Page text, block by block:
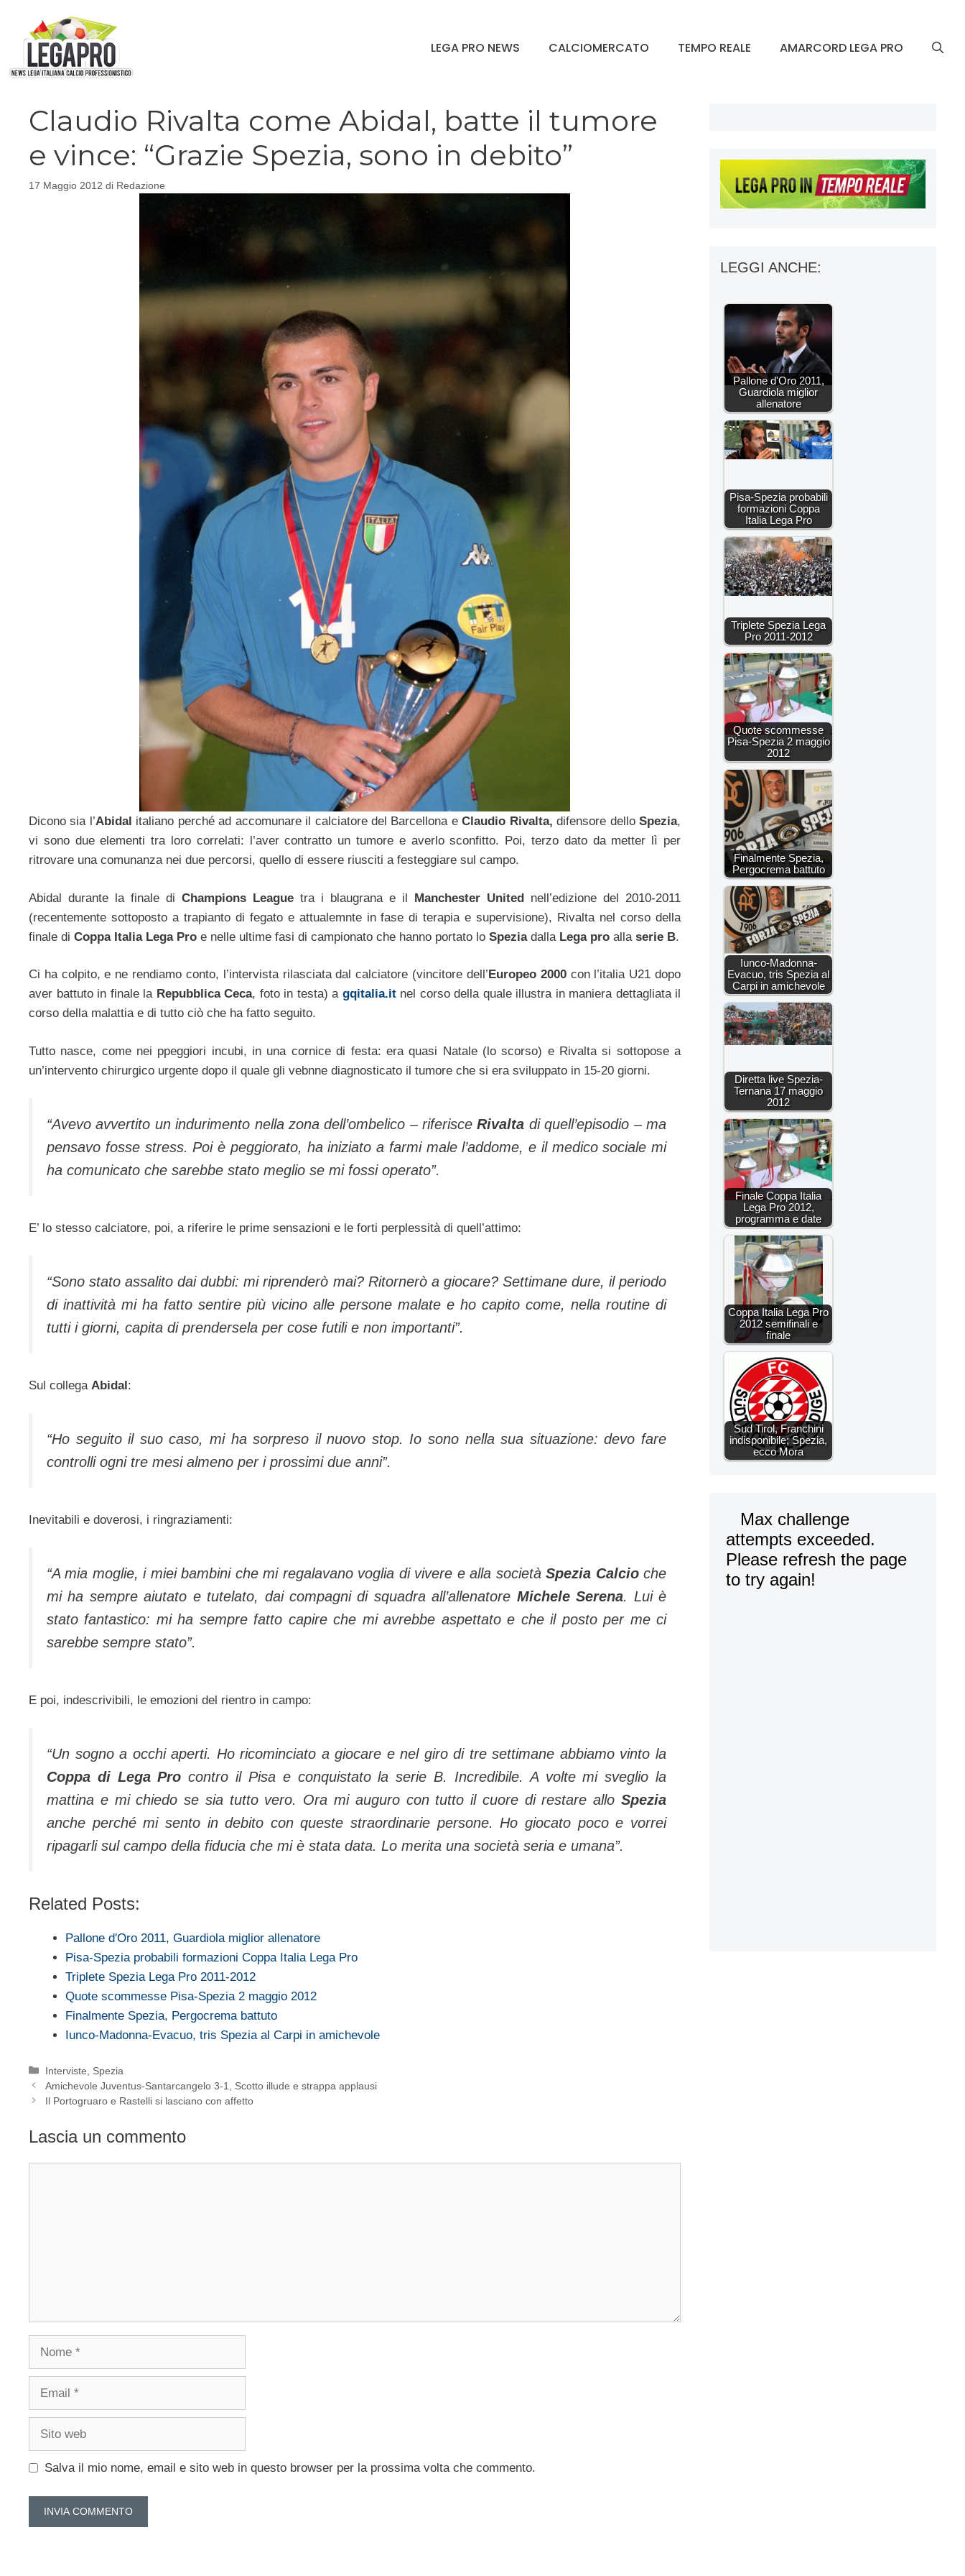
contenuto
LEGA PRO NEWS CALCIOMERCATO TEMPO REALE AMARCORD LEGA PRO
Claudio Rivalta come Abidal, batte il tumore
e vince: “Grazie Spezia, sono in debito”
17 Maggio 2012 di Redazione
Dicono sia l’Abidal italiano perché ad accomunare il calciatore del Barcellona eClaudio Rivalta, difensore dello Spezia,
vi sono due elementi tra loro correlati: l’aver contratto un tumore e averlo sconfitto. Poi, terzo dato da metter lì per
ritrovare una comunanza nei due percorsi, quello di essere riusciti a festeggiare sul campo.
Abidal durante la finale di Champions League tra i blaugrana e il Manchester United nell’edizione del 2010-2011
(recentemente sottoposto a trapianto di fegato e attualemnte in fase di terapia e supervisione), Rivalta nel corso della
finale di Coppa Italia Lega Pro e nelle ultime fasi di campionato che hanno portato lo Speziadalla Lega pro alla serie B.
Ci ha colpito, e ne rendiamo conto, l’intervista rilasciata dal calciatore (vincitore dell’Europeo 2000con l’italia U21 dopo
aver battuto in finale la Repubblica Ceca, foto in testa) a gqitalia.itnel corso della quale illustra in maniera dettagliata il
corso della malattia e di tutto ciò che ha fatto seguito.
Tutto nasce, come nei ppeggiori incubi, in una cornice di festa: era quasi Natale (lo scorso) e Rivalta si sottopose a
un’intervento chirurgico urgente dopo il quale gli vebnne diagnosticato il tumore che si era sviluppato in 15-20 giorni.
“Avevo avvertito un indurimento nella zona dell’ombelico – riferisceRivalta di quell’episodio – ma
pensavo fosse stress. Poi è peggiorato, ha iniziato a farmi male l’addome, e il medico sociale mi
ha comunicato che sarebbe stato meglio se mi fossi operato”.
E’ lo stesso calciatore, poi, a riferire le prime sensazioni e le forti perplessità di quell’attimo:
“Sono stato assalito dai dubbi: mi riprenderò mai? Ritornerò a giocare? Settimane dure, il periodo
di inattività mi ha fatto sentire più vicino alle persone malate e ho capito come, nella routine di
tutti i giorni, capita di prendersela per cose futili e non importanti”.
Sul collega Abidal:
“Ho seguito il suo caso, mi ha sorpreso il nuovo stop. Io sono nella sua situazione: devo fare
controlli ogni tre mesi almeno per i prossimi due anni”.
Inevitabili e doverosi, i ringraziamenti:
“A mia moglie, i miei bambini che mi regalavano voglia di vivere e alla societàSpezia Calcioche
mi ha sempre aiutato e tutelato, dai compagni di squadra all’allenatore Michele Serena. Lui è
stato fantastico: mi ha sempre fatto capire che mi avrebbe aspettato e che il posto per me ci
sarebbe sempre stato”.
E poi, indescrivibili, le emozioni del rientro in campo:
“Un sogno a occhi aperti. Ho ricominciato a giocare e nel giro di tre settimane abbiamo vinto la
Coppa di Lega Pro contro il Pisa e conquistato la serie B. Incredibile. A volte mi sveglio la
mattina e mi chiedo se sia tutto vero. Ora mi auguro con tutto il cuore di restare allo Spezia
anche perché mi sento in debito con queste straordinarie persone. Ho giocato poco e vorrei
ripagarli sul campo della fiducia che mi è stata data. Lo merita una società seria e umana”.
Related Posts:
Pallone d'Oro 2011, Guardiola miglior allenatore
Pisa-Spezia probabili formazioni Coppa Italia Lega Pro
Triplete Spezia Lega Pro 2011-2012
Quote scommesse Pisa-Spezia 2 maggio 2012
Finalmente Spezia, Pergocrema battuto
Iunco-Madonna-Evacuo, tris Spezia al Carpi in amichevole
Categorie
Interviste
Spezia
Amichevole Juventus-Santarcangelo 3-1, Scotto illude e strappa applausi
Il Portogruaro e Rastelli si lasciano con affetto
Lascia un commento
Nome
Email
Sito
Salva il mio nome, email e sito web in questo browser per la prossima volta che commento.
LEGGI ANCHE:
Pallone d'Oro 2011,
Guardiola miglior
allenatore
Pisa-Spezia probabili
formazioni Coppa
Italia Lega Pro
Triplete Spezia Lega
Pro 2011-2012
Quote scommesse
Pisa-Spezia 2 maggio
2012
Finalmente Spezia,
Pergocrema battuto
Iunco-Madonna-
Evacuo, tris Spezia al
Carpi in amichevole
Diretta live Spezia-
Ternana 17 maggio
2012
Finale Coppa Italia
Lega Pro 2012,
programma e date
Coppa Italia Lega Pro
2012 semifinali e
finale
Sud Tirol, Franchini
indisponibile; Spezia,
ecco Mora